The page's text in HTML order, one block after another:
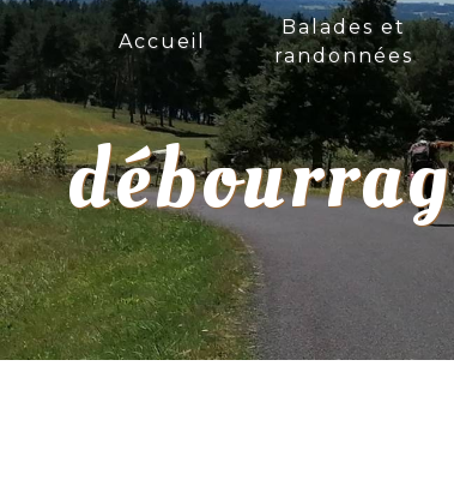
Accueil
Balades et
randonnées
Panneau de gestion des cookies